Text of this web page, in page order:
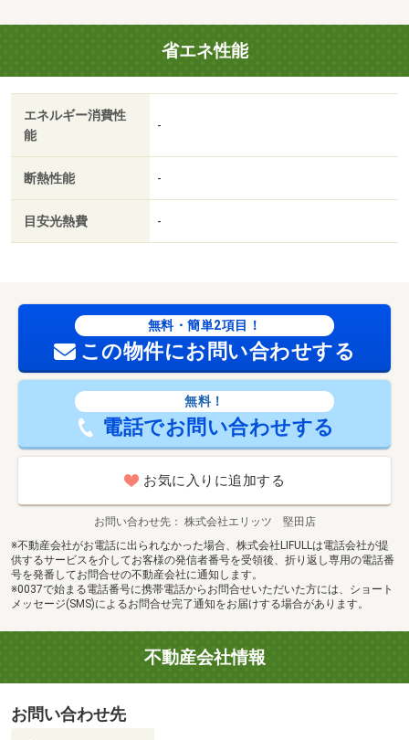
省エネ性能
エネルギー消費性
能
-
断熱性能 -
目安光熱費 -
無料・簡単2項目！
この物件にお問い合わせする
無料！
電話でお問い合わせする
お気に入りに追加する
お問い合わせ先
株式会社エリッツ 堅田店
※不動産会社がお電話に出られなかった場合、株式会社LIFULLは電話会社が提
供するサービスを介してお客様の発信者番号を受領後、折り返し専用の電話番
号を発番してお問合せの不動産会社に通知します。
※0037で始まる電話番号に携帯電話からお問合せいただいた方には、ショート
メッセージ(SMS)によるお問合せ完了通知をお届けする場合があります。
不動産会社情報
お問い合わせ先